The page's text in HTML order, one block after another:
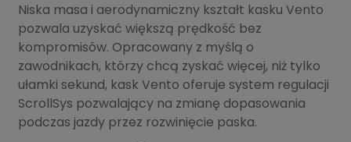
Niska masa i aerodynamiczny kształt kasku Vento
pozwala uzyskać większą prędkość bez
kompromisów. Opracowany z myślą o
zawodnikach, którzy chcą zyskać więcej, niż tylko
ułamki sekund, kask Vento oferuje system regulacji
ScrollSys pozwalający na zmianę dopasowania
podczas jazdy przez rozwinięcie paska.